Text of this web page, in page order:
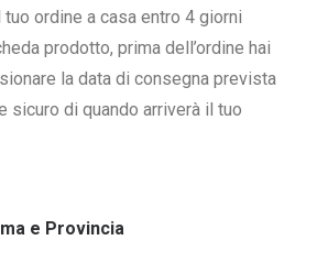
ordine a casa entro 4 giorni
prodotto, prima dell’ordine hai
la data di consegna prevista
sicuro di quando arriverà il tuo
e Provincia